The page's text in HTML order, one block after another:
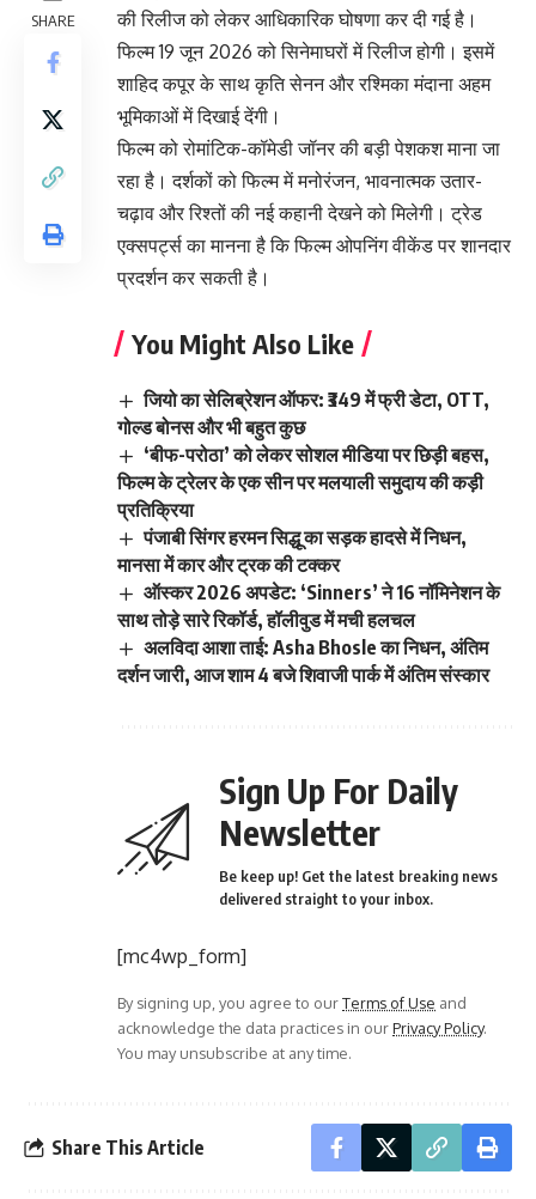
SHARE
की रिलीज को लेकर आधिकारिक घोषणा कर दी गई है।
फिल्म 19 जून 2026 को सिनेमाघरों में रिलीज होगी। इसमें
शाहिद कपूर के साथ कृति सेनन और रश्मिका मंदाना अहम
भूमिकाओं में दिखाई देंगी।
फिल्म को रोमांटिक-कॉमेडी जॉनर की बड़ी पेशकश माना जा
रहा है। दर्शकों को फिल्म में मनोरंजन, भावनात्मक उतार-
चढ़ाव और रिश्तों की नई कहानी देखने को मिलेगी। ट्रेड
एक्सपर्ट्स का मानना है कि फिल्म ओपनिंग वीकेंड पर शानदार
प्रदर्शन कर सकती है।
You Might Also Like
जियो का सेलिब्रेशन ऑफर: ₹349 में फ्री डेटा, OTT,
गोल्ड बोनस और भी बहुत कुछ
‘बीफ-परोठा’ को लेकर सोशल मीडिया पर छिड़ी बहस,
फिल्म के ट्रेलर के एक सीन पर मलयाली समुदाय की कड़ी
प्रतिक्रिया
पंजाबी सिंगर हरमन सिद्धू का सड़क हादसे में निधन,
मानसा में कार और ट्रक की टक्कर
ऑस्कर 2026 अपडेट: ‘Sinners’ ने 16 नॉमिनेशन के
साथ तोड़े सारे रिकॉर्ड, हॉलीवुड में मची हलचल
अलविदा आशा ताई: Asha Bhosle का निधन, अंतिम
दर्शन जारी, आज शाम 4 बजे शिवाजी पार्क में अंतिम संस्कार
Sign Up For Daily
Newsletter
Be keep up! Get the latest breaking news
delivered straight to your inbox.
[mc4wp_form]
By signing up, you agree to ourTerms of Use and
acknowledge the data practices in ourPrivacy Policy.
You may unsubscribe at any time.
Share This Article